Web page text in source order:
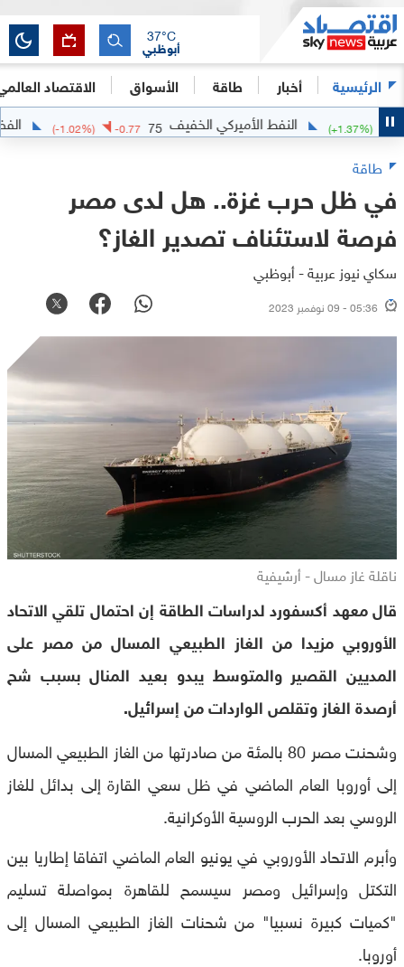
الرئيسية أخبار طاقة الأسواق الاقتصاد
أبوظبي
37°C
النفط الأميركي الخفيف 75
-0.77
(-1.02%) الفضة
طاقة
في ظل حرب غزة.. هل لدى مصر
فرصة لاستئناف تصدير الغاز؟
سكاي نيوز عربية - أبوظبي
05:36 - 09 نوفمبر 2023
ناقلة غاز مسال - أرشيفية
قال معهد أكسفورد لدراسات الطاقة إن احتمال تلقي الاتحاد
الأوروبي مزيدا من الغاز الطبيعي المسال من مصر على
المديين القصير والمتوسط يبدو بعيد المنال بسبب شح
أرصدة الغاز وتقلص الواردات من إسرائيل.
وشحنت مصر 80 بالمئة من صادرتها من الغاز الطبيعي المسال
إلى أوروبا العام الماضي في ظل سعي القارة إلى بدائل للغاز
الروسي بعد الحرب الروسية الأوكرانية.
وأبرم الاتحاد الأوروبي في يونيو العام الماضي اتفاقا إطاريا بين
التكتل وإسرائيل ومصر سيسمح للقاهرة بمواصلة تسليم
"كميات كبيرة نسبيا" من شحنات الغاز الطبيعي المسال إلى
أوروبا.